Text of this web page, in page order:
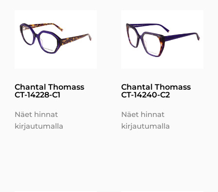
Chantal Thomass
CT-14228-C1
Näet hinnat
kirjautumalla
Chantal Thomass
CT-14240-C2
Näet hinnat
kirjautumalla